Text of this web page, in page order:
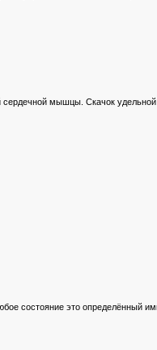
мышцы. Скачок
это определённый